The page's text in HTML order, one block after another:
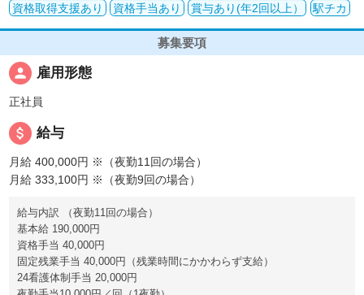
資格取得支援あり
資格手当あり 賞与あり(年2回以上） 駅チカ
募集要項
person 雇用形態
正社員
attach_money 給与
月給 400,000円 ※（夜勤11回の場合）
月給 333,100円 ※（夜勤9回の場合）
給与内訳 （夜勤11回の場合）
基本給 190,000円
資格手当 40,000円
固定残業手当 40,000円（残業時間にかかわらず支給）
24看護体制手当 20,000円